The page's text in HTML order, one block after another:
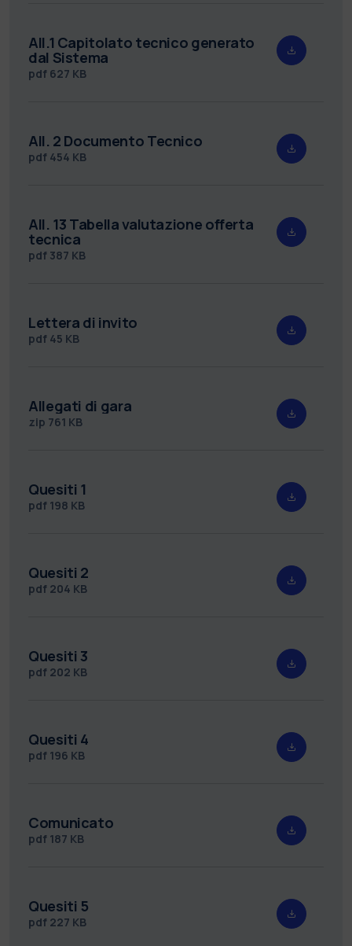
All.1 Capitolato tecnico generato
dal Sistema
pdf 627 KB
All. 2 Documento Tecnico
pdf 454 KB
All. 13 Tabella valutazione offerta
tecnica
pdf 387 KB
Lettera di invito
pdf 45 KB
Allegati di gara
zip 761 KB
Quesiti 1
pdf 198 KB
Quesiti 2
pdf 204 KB
Quesiti 3
pdf 202 KB
Quesiti 4
pdf 196 KB
Comunicato
pdf 187 KB
Quesiti 5
pdf 227 KB